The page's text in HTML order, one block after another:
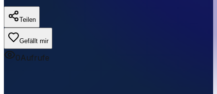
Teilen
Gefällt mir
0Aufrufe